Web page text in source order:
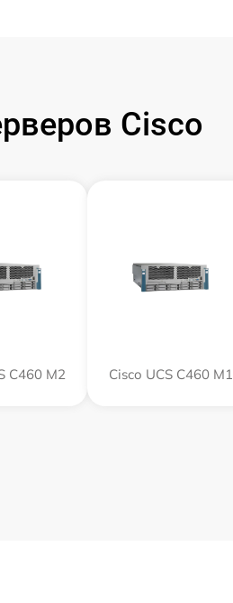
Cisco
C460 M2 Cisco UCS C460 M1